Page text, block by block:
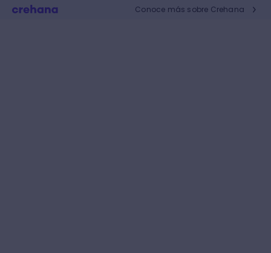
Conoce más sobre Crehana